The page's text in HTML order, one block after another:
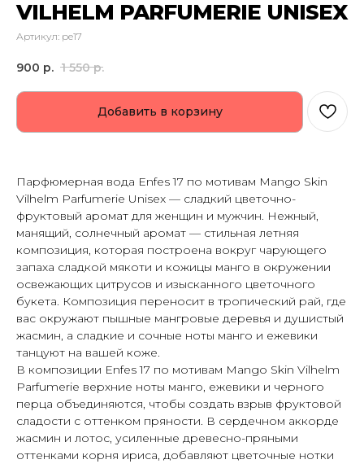
VILHELM PARFUMERIE UNISEX
Артикул: pe17
900 р. 1 550 р.
Добавить в корзину
Парфюмерная вода Enfes 17 по мотивам Mango Skin
Vilhelm Parfumerie Unisex — сладкий цветочно-
фруктовый аромат для женщин и мужчин. Нежный,
манящий, солнечный аромат — стильная летняя
композиция, которая построена вокруг чарующего
запаха сладкой мякоти и кожицы манго в окружении
освежающих цитрусов и изысканного цветочного
букета. Композиция переносит в тропический рай, где
вас окружают пышные мангровые деревья и душистый
жасмин, а сладкие и сочные ноты манго и ежевики
танцуют на вашей коже.
В композиции Enfes 17 по мотивам Mango Skin Vilhelm
Parfumerie верхние ноты манго, ежевики и черного
перца объединяются, чтобы создать взрыв фруктовой
сладости с оттенком пряности. В сердечном аккорде
жасмин и лотос, усиленные древесно-пряными
оттенками корня ириса, добавляют цветочные нотки